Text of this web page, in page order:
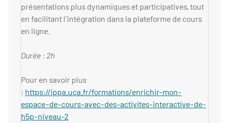
présentations plus dynamiques et participatives, tout
en facilitant l'intégration dans la plateforme de cours
en ligne.
Durée : 2h
Pour en savoir plus
: https://ippa.uca.fr/formations/enrichir-mon-
espace-de-cours-avec-des-activites-interactive-de-
h5p-niveau-2